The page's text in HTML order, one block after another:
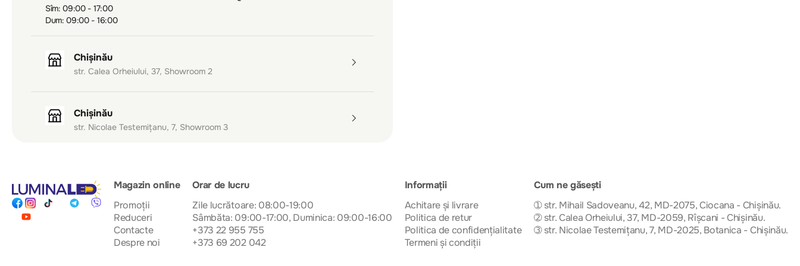
Sîm: 09:00 - 17:00
Dum: 09:00 - 16:00
Chișinău
str. Calea Orheiului, 37, Showroom 2
Chișinău
str. Nicolae Testemițanu, 7, Showroom 3
Magazin online
Promoții
Reduceri
Contacte
Despre noi
Orar de lucru
Zile lucrătoare: 08:00-19:00
Sâmbăta: 09:00-17:00, Duminica: 09:00-16:00
+373 22 955 755
+373 69 202 042
Informații
Achitare și livrare
Politica de retur
Politica de confidențialitate
Termeni și condiții
Cum ne găsești
➀ str. Mihail Sadoveanu, 42, MD-2075, Ciocana - Chișinău.
➁ str. Calea Orheiului, 37, MD-2059, Rîșcani - Chișinău.
➂ str. Nicolae Testemițanu, 7, MD-2025, Botanica - Chișinău.